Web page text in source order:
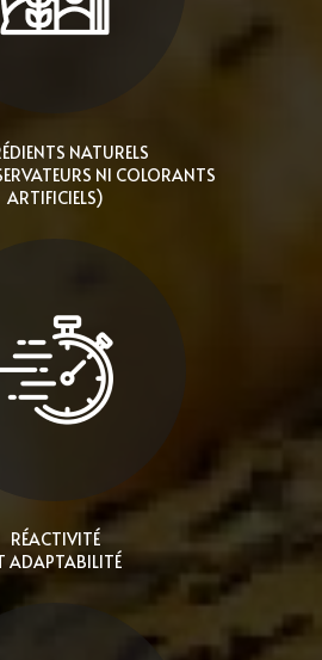
NATURELS
NI COLORANTS
ARTIFICIELS)
RÉACTIVITÉ
ADAPTABILITÉ